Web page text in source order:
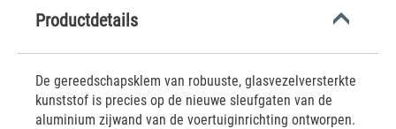
Productdetails
De gereedschapsklem van robuuste, glasvezelversterkte
kunststof is precies op de nieuwe sleufgaten van de
aluminium zijwand van de voertuiginrichting ontworpen.